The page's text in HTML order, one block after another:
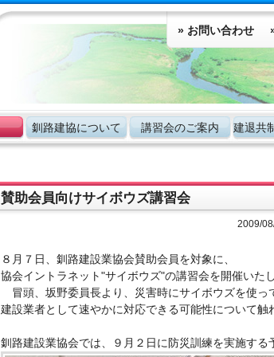
» お問い合わせ
釧路建協について 講習会のご案内 建退共
賛助会員向けサイボウズ講習会
2009/
８月７日、釧路建設業協会賛助会員を対象に、
協会イントラネット"サイボウズ"の講習会を開催いたし
冒頭、坂野委員長より、災害時にサイボウズを使っ
建設業者として速やかに対応できる可能性について触
釧路建設業協会では、９月２日に防災訓練を実施する